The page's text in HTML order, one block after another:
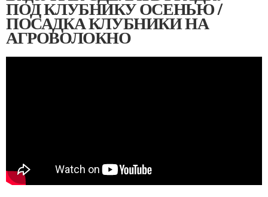
ПОД КЛУБНИКУ ОСЕНЬЮ /
ПОСАДКА КЛУБНИКИ НА
АГРОВОЛОКНО